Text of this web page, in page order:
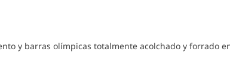
y barras olímpicas totalmente acolchado y forrado